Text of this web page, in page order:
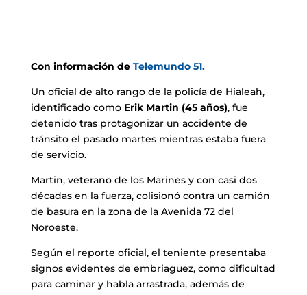
Con información de Telemundo 51.
Un oficial de alto rango de la policía de Hialeah,
identificado como Erik Martin (45 años), fue
detenido tras protagonizar un accidente de
tránsito el pasado martes mientras estaba fuera
de servicio.
Martin, veterano de los Marines y con casi dos
décadas en la fuerza, colisionó contra un camión
de basura en la zona de la Avenida 72 del
Noroeste.
Según el reporte oficial, el teniente presentaba
signos evidentes de embriaguez, como dificultad
para caminar y habla arrastrada, además de